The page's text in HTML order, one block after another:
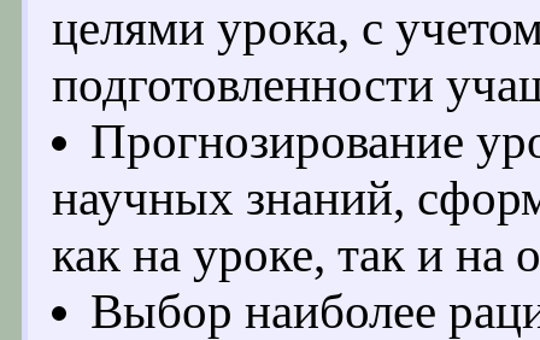
целями урока, с
подготовленности
Прогнозирование
научных знаний,
как на уроке, так и на
Выбор наиболее